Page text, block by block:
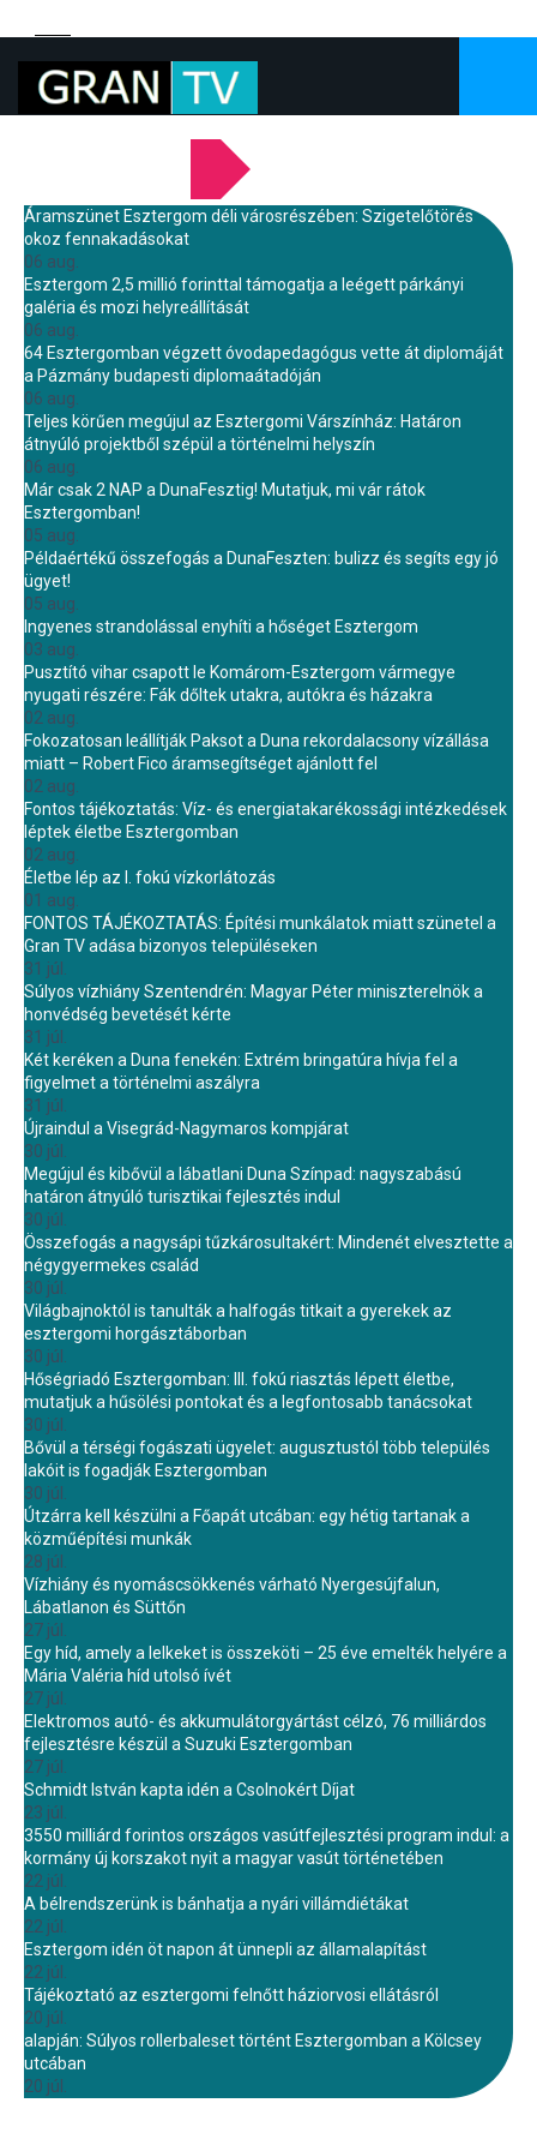
Áramszünet Esztergom déli városrészében: Szigetelőtörés
okoz fennakadásokat
06 aug.
Esztergom 2,5 millió forinttal támogatja a leégett párkányi
galéria és mozi helyreállítását
06 aug.
64 Esztergomban végzett óvodapedagógus vette át diplomáját
a Pázmány budapesti diplomaátadóján
06 aug.
Teljes körűen megújul az Esztergomi Várszínház: Határon
átnyúló projektből szépül a történelmi helyszín
06 aug.
Már csak 2 NAP a DunaFesztig! Mutatjuk, mi vár rátok
Esztergomban!
05 aug.
Példaértékű összefogás a DunaFeszten: bulizz és segíts egy jó
ügyet!
05 aug.
Ingyenes strandolással enyhíti a hőséget Esztergom
03 aug.
Pusztító vihar csapott le Komárom-Esztergom vármegye
nyugati részére: Fák dőltek utakra, autókra és házakra
02 aug.
Fokozatosan leállítják Paksot a Duna rekordalacsony vízállása
miatt – Robert Fico áramsegítséget ajánlott fel
02 aug.
Fontos tájékoztatás: Víz- és energiatakarékossági intézkedések
léptek életbe Esztergomban
02 aug.
Életbe lép az I. fokú vízkorlátozás
01 aug.
FONTOS TÁJÉKOZTATÁS: Építési munkálatok miatt szünetel a
Gran TV adása bizonyos településeken
31 júl.
Súlyos vízhiány Szentendrén: Magyar Péter miniszterelnök a
honvédség bevetését kérte
31 júl.
Két keréken a Duna fenekén: Extrém bringatúra hívja fel a
figyelmet a történelmi aszályra
31 júl.
Újraindul a Visegrád-Nagymaros kompjárat
30 júl.
Megújul és kibővül a lábatlani Duna Színpad: nagyszabású
határon átnyúló turisztikai fejlesztés indul
30 júl.
Összefogás a nagysápi tűzkárosultakért: Mindenét elvesztette a
négygyermekes család
30 júl.
Világbajnoktól is tanulták a halfogás titkait a gyerekek az
esztergomi horgásztáborban
30 júl.
Hőségriadó Esztergomban: III. fokú riasztás lépett életbe,
mutatjuk a hűsölési pontokat és a legfontosabb tanácsokat
30 júl.
Bővül a térségi fogászati ügyelet: augusztustól több település
lakóit is fogadják Esztergomban
30 júl.
Útzárra kell készülni a Főapát utcában: egy hétig tartanak a
közműépítési munkák
28 júl.
Vízhiány és nyomáscsökkenés várható Nyergesújfalun,
Lábatlanon és Süttőn
27 júl.
Egy híd, amely a lelkeket is összeköti – 25 éve emelték helyére a
Mária Valéria híd utolsó ívét
27 júl.
Elektromos autó- és akkumulátorgyártást célzó, 76 milliárdos
fejlesztésre készül a Suzuki Esztergomban
27 júl.
Schmidt István kapta idén a Csolnokért Díjat
23 júl.
3550 milliárd forintos országos vasútfejlesztési program indul: a
kormány új korszakot nyit a magyar vasút történetében
22 júl.
A bélrendszerünk is bánhatja a nyári villámdiétákat
22 júl.
Esztergom idén öt napon át ünnepli az államalapítást
22 júl.
Tájékoztató az esztergomi felnőtt háziorvosi ellátásról
20 júl.
alapján: Súlyos rollerbaleset történt Esztergomban a Kölcsey
utcában
20 júl.